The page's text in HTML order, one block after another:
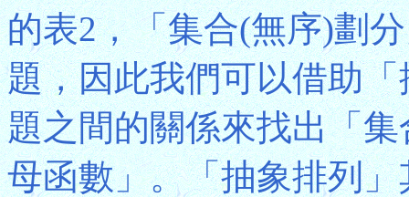
的表2，「集合(無序)劃
題，因此我們可以借助
題之間的關係來找出「
母函數」。「抽象排列